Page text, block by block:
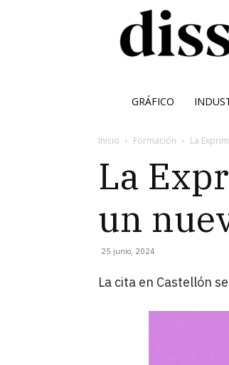
GRÁFICO
Inicio Formación La
La
un
25 junio, 2024
La cita en Castellón